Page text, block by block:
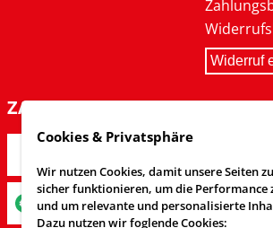
Widerruf
ZAHLARTEN
Cookies & Privatsphäre
Wir nutzen Cookies, damit unsere Seiten
sicher funktionieren, um die Performance
und um relevante und personalisierte
Dazu nutzen wir foglende Cookies: